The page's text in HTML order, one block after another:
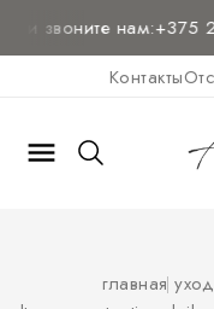
и звоните нам:+375
Контакты

главная